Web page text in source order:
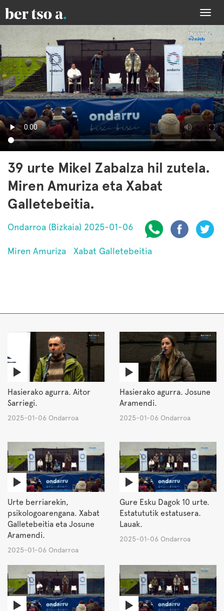
39 urte Mikel Zabalza hil zutela.
Miren Amuriza eta Xabat
Galletebeitia.
Ondarroa (Bizkaia) 2025-01-06
Miren Amuriza Xabat Galletebeitia
Hasierako agurra. Aitor
Sarriegi.
2025-01-06 Ondarroa
Hasierako agurra. Josune
Aramendi.
2025-01-06 Ondarroa
Urte berriarekin,
psikologoarengana. Xabat
Galletebeitia eta Josune
Aramendi.
2025-01-06 Ondarroa
Gure Esku Dagok 10 urte.
Estatututik estatusera.
Lauak.
2025-01-06 Ondarroa